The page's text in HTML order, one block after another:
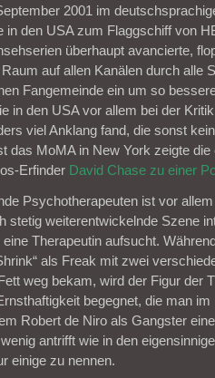
2001 im
in den USA zum Flaggschiff von
überhaupt avancierte,
auf allen Kanälen durch alle
Fangemeinde ein um so
in den USA vor allem bei der
viel Anklang fand, die sonst
das MoMA in New York zeigte die
Erfinder David Chase zu einer
Psychotherapeuten ist vor
stetig weiterentwickelnde Szene
Therapeutin aufsucht.
als Freak mit zwei
weg bekam, wird der Figur der
begegnet, die man im
Robert de Niro als Gangster
antrifft wie in den
einige zu nennen.